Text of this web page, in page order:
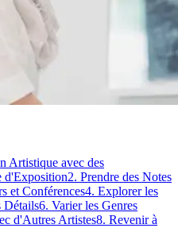
Artistique avec des
d'Exposition2. Prendre des Notes
et Conférences4. Explorer les
Détails6. Varier les Genres
d'Autres Artistes8. Revenir à